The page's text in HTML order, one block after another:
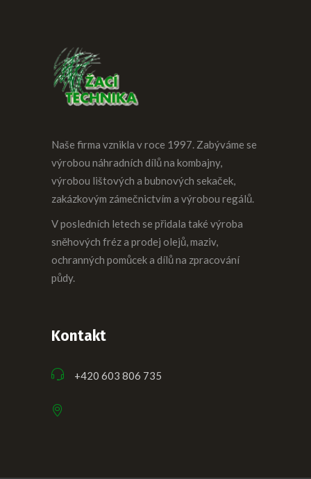
Naše firma vznikla v roce 1997. Zabýváme se
výrobou náhradních dílů na kombajny,
výrobou lištových a bubnových sekaček,
zakázkovým zámečnictvím a výrobou regálů.
V posledních letech se přidala také výroba
sněhových fréz a prodej olejů, maziv,
ochranných pomůcek a dílů na zpracování
půdy.
Kontakt
+420 603 806 735